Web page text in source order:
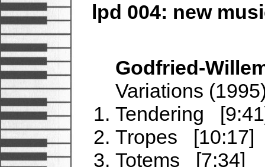
lpd 004: new
Godfried-
Variations
Tendering
Tropes [10:17]
Totems [7:34]